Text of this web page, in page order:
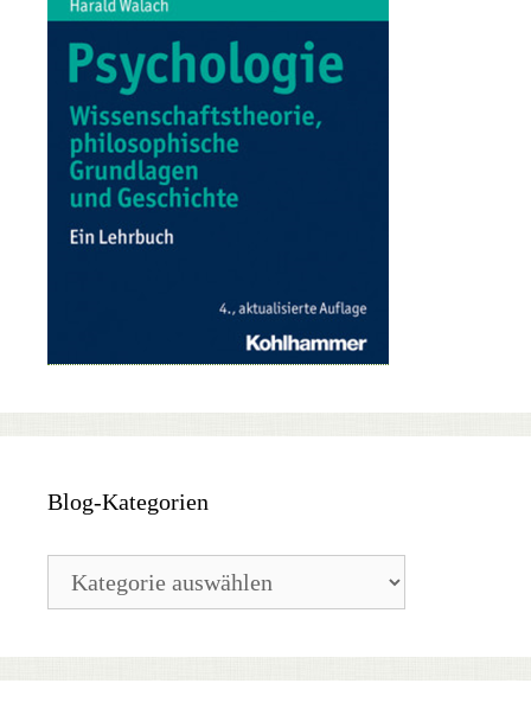
Blog-Kategorien
Kategorien